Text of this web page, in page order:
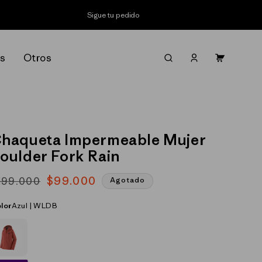
Sigue tu pedido
Otros
sesión
Carrito
Impermeable Mujer
Fork Rain
$99.000 Agotado
Azul | WLDB